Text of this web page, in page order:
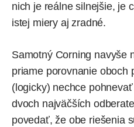
nich je reálne silnejšie, je
istej miery aj zradné.
Samotný Corning navyše
priame porovnanie oboch
(logicky) nechce
dvoch najväčších
povedať, že obe riešenia